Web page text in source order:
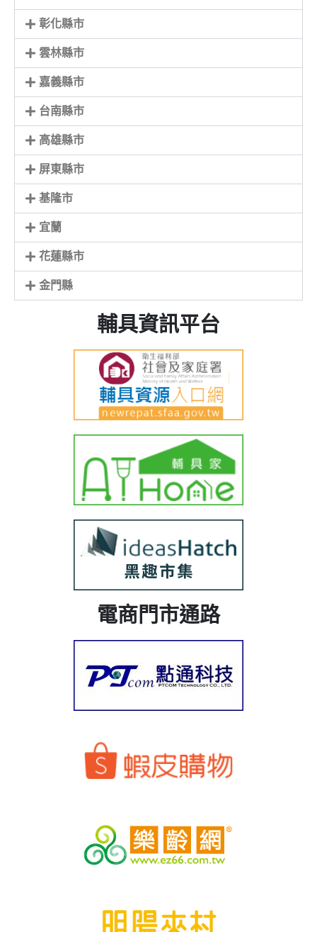
彰化縣市
雲林縣市
嘉義縣市
台南縣市
高雄縣市
屏東縣市
基隆市
宜蘭
花蓮縣市
金門縣
輔具資訊平台
電商門市通路